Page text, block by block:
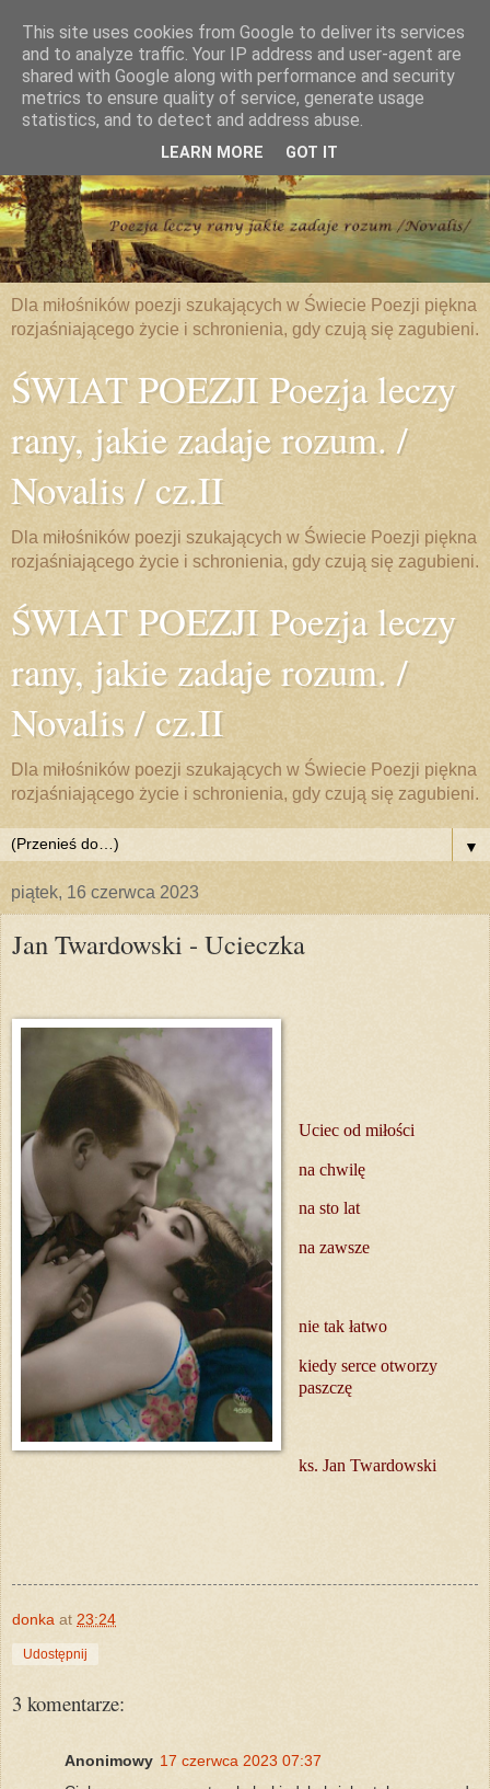
Dla miłośników poezji szukających w Świecie Poezji piękna
rozjaśniającego życie i schronienia, gdy czują się zagubieni.
ŚWIAT POEZJI Poezja leczy
rany, jakie zadaje rozum. /
Novalis / cz.II
Dla miłośników poezji szukających w Świecie Poezji piękna
rozjaśniającego życie i schronienia, gdy czują się zagubieni.
ŚWIAT POEZJI Poezja leczy
rany, jakie zadaje rozum. /
Novalis / cz.II
Dla miłośników poezji szukających w Świecie Poezji piękna
rozjaśniającego życie i schronienia, gdy czują się zagubieni.
▼
piątek, 16 czerwca 2023
Jan Twardowski - Ucieczka
Uciec od miłości
na chwilę
na sto lat
na zawsze
nie tak łatwo
kiedy serce otworzy
paszczę
ks. Jan Twardowski
donka at 23:24
Udostępnij
3 komentarze:
Anonimowy 17 czerwca 2023 07:37
This site uses cookies from Google to deliver its services
and to analyze traffic. Your IP address and user-agent are
shared with Google along with performance and security
metrics to ensure quality of service, generate usage
statistics, and to detect and address abuse.
LEARN MORE GOT IT